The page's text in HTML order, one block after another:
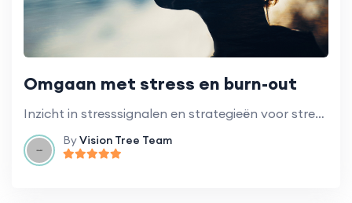
Omgaan met stress en burn-out
Inzicht in stresssignalen en strategieën voor stressbeheersing op de werkvloer.
ByVision Tree Team